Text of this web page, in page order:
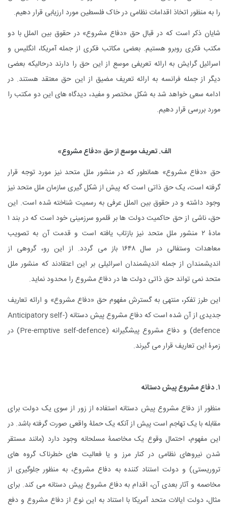
را به منظور اتخاذ اقدامات نظامی در خاک فلسطین مورد ارزیابی قرار دهیم.
شایان ذکر است که در قبال حق «دفاع مشروع» در حقوق بین الملل با دو
مکتب فکری روبرو هستیم. بعضی مکاتب فکری از جمله آمریکا، انگلیس و
اسرائیل گرایش به ارائه تعریفی موسع از این حق را دارند درحالیکه بعضی
دیگر از جمله فرانسه به ارائه تعریف مضیق از این حق معتقد هستند. در
ادامه سعی خواهد شد به شکل مختصر و مفید، دیدگاه های این دو مکتب را
مورد بررسی قرار دهیم.
الف. تعریف موسع از حق «دفاع مشروع»
حق «دفاع مشروع» همانطور که در منشور ملل متحد نیز مورد توجه قرار
گرفته است، یک حق ذاتی است که پیش از شکل گیری سازمان ملل متحد نیز
وجود داشته و در حقوق بین الملل عرفی به رسمیت شناخته شده است. این
حق، ناشی از حق حاکمیت دولت ها بر قلمرو سرزمینی خود است که در بند ۱
مادۀ ۲ منشور ملل متحد نیز بازتاب یافته است و قدمت آن به تصویب
معاهدات وستفالی در سال ۱۶۴۸ باز می گردد. از این رو، گروهی از
اندیشمندان از جمله اندیشمندان اسرائیلی بر این اعتقادند که منشور ملل
متحد نمی تواند حق ذاتی دولت ها در دفاع مشروع را محدود نماید.
این طرز تفکر، منتهی به گسترش مفهوم حق «دفاع مشروع» و ارائه تعاریف
جدیدی از آن شده است که دفاع مشروع پیش دستانه (Anticipatory self-
defence) و دفاع مشروع پیشگیرانه ( Pre-emptive self-defence ) در
زمرۀ این تعاریف قرار می گیرند.
۱. دفاع مشروع پیش دستانه
منظور از دفاع مشروع پیش دستانه استفاده از زور از سوی یک دولت برای
مقابله با یک تهاجم است پیش از آنکه یک حملۀ واقعی صورت گرفته باشد. در
این مفهوم، احتمال وقوع یک مخاصمۀ مسلحانه وجود دارد (مانند مستقر
شدن نیروهای نظامی در کنار مرز و یا فعالیت های خطرناک گروه های
تروریستی) و دولت استناد کننده به دفاع مشروع، به منظور جلوگیری از
مخاصمه و آثار بعدی آن، اقدام به دفاع مشروع پیش دستانه می کند. برای
مثال، دولت ایالات متحد آمریکا با استناد به این نوع از دفاع مشروع و دفع